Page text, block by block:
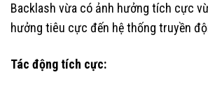
Backlash vừa có ảnh hưởng tích cực
hưởng tiêu cực đến hệ thống truyền
Tác động tích cực: